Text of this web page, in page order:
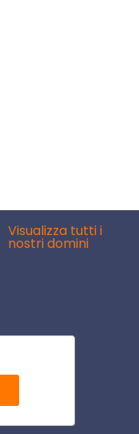
Visualizza tutti i
nostri domini